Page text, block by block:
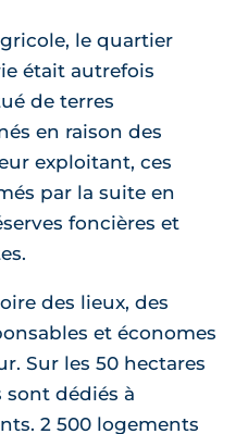
le quartier
était autrefois
de terres
en raison des
exploitant, ces
par la suite en
foncières et
des lieux, des
et économes
Sur les 50 hectares
sont dédiés à
2 500 logements